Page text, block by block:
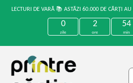
LECTURI DE VARĂ 📚 ASTĂZI 60.000 DE CĂRȚI
0
zile
2
ore
54
min